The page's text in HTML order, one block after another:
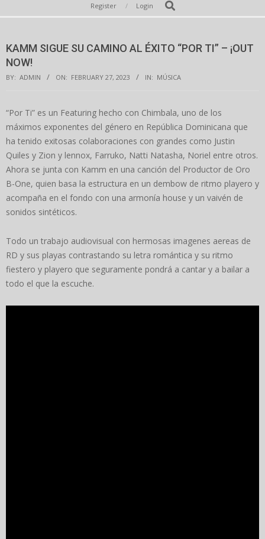
Navigation
Register Login Search
KAMM SIGUE SU CAMINO AL ÉXITO “POR TI” – ¡OUT
NOW!
BY: ADMIN ON: FEBRUARY 27, 2023 IN: MÚSICA
“Por Ti” es un Featuring hecho con Chimbala, uno de los
máximos exponentes del género en República Dominicana que
ha tenido exitosas colaboraciones con grandes como Justin
Quiles y Zion y lennox, Farruko, Natti Natasha, Noriel entre otros.
Ahora se junta con Kamm en una canción del Productor de Oro
B-One, quien basa la estructura en un dembow de ritmo playero y
acompaña en el fondo con una armonía house y un vaivén de
sonidos sintéticos.
Todo un trabajo audiovisual con hermosas imagenes aereas de
RD y sus playas contrastando su letra romántica y su ritmo
fiestero y playero que seguramente pondrá a cantar y a bailar a
todo el que la escuche.